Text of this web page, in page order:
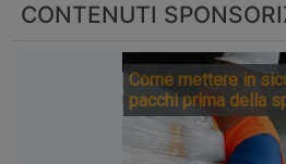
CONTENUTI
Come mettere in
pacchi prima della